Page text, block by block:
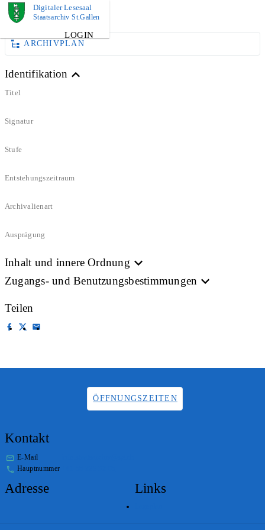
Digitaler Lesesaal
Staatsarchiv St.Gallen
LOGIN
DOKUMENT
ARCHIVPLAN
Identifikation
Titel
Signatur
Stufe
Entstehungszeitraum
Archivalienart
Ausprägung
Inhalt und innere Ordnung
Zugangs- und Benutzungsbestimmungen
Teilen
ÖFFNUNGSZEITEN
Kontakt
E-Mail
Hauptnummer
Adresse Links